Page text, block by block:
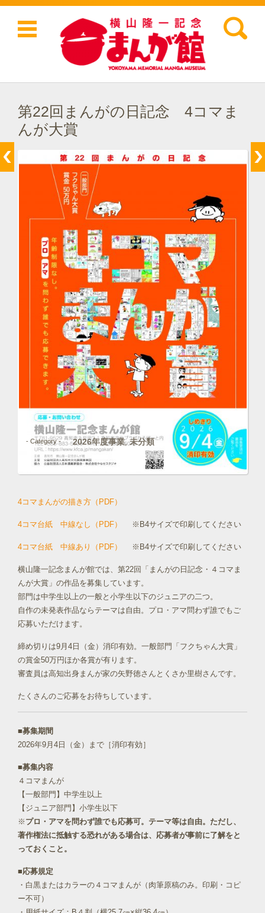
検索:
コンテンツに移動
第22回まんがの日記念 4コマま
んが大賞
- Category - 2026年度事業,未分類
4コマまんがの描き方（PDF）
4コマ台紙 中線なし（PDF） ※B4サイズで印刷してください
4コマ台紙 中線あり（PDF） ※B4サイズで印刷してください
横山隆一記念まんが館では、第22回「まんがの日記念・４コマま
んが大賞」の作品を募集しています。
部門は中学生以上の一般と小学生以下のジュニアの二つ。
自作の未発表作品ならテーマは自由。プロ・アマ問わず誰でもご
応募いただけます。
締め切りは9月4日（金）消印有効。一般部門「フクちゃん大賞」
の賞金50万円ほか各賞が有ります。
審査員は高知出身まんが家の矢野徳さんとくさか里樹さんです。
たくさんのご応募をお待ちしています。
■募集期間
2026年9月4日（金）まで［消印有効］
■募集内容
４コマまんが
【一般部門】中学生以上
【ジュニア部門】小学生以下
※ プロ・アマを問わず誰でも応募可。テーマ等は自由。ただし、
著作権法に抵触する恐れがある場合は、応募者が事前に了解をと
っておくこと。
■応募規定
・白黒またはカラーの４コマまんが（肉筆原稿のみ。印刷・コピ
ー不可）